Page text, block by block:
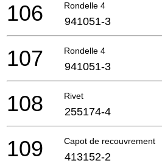
Rondelle 4
106 941051-3
Rondelle 4
107 941051-3
Rivet
108 255174-4
Capot de recouvrement
109 413152-2